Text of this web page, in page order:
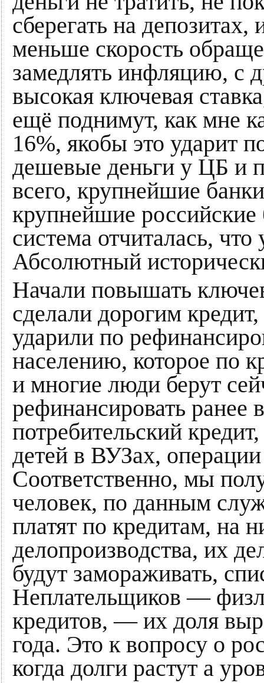
сберегать на
меньше скорость
замедлять инфляцию, с
высокая ключевая
ещё поднимут, как мне
16%, якобы это ударит
дешевые деньги у ЦБ и
всего, крупнейшие
крупнейшие российские
система отчиталась,
Абсолютный
Начали повышать
сделали дорогим
ударили по
населению, которое по
и многие люди берут
рефинансировать
потребительский
детей в ВУЗах,
Соответственно, мы
человек, по данным
платят по кредитам, на
делопроизводства, их
будут замораживать,
Неплательщиков —
кредитов, — их доля
года. Это к вопросу о
когда долги растут а